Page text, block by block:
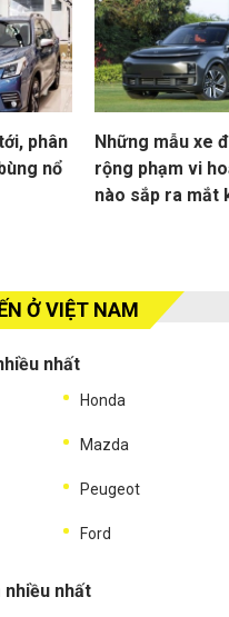
phân
nổ
Những mẫu xe
rộng phạm vi
nào sắp ra mắt
Ở VIỆT NAM
nhất
Honda
Mazda
Peugeot
Ford
nhiều nhất